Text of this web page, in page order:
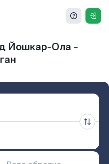
Йошкар-Ола -